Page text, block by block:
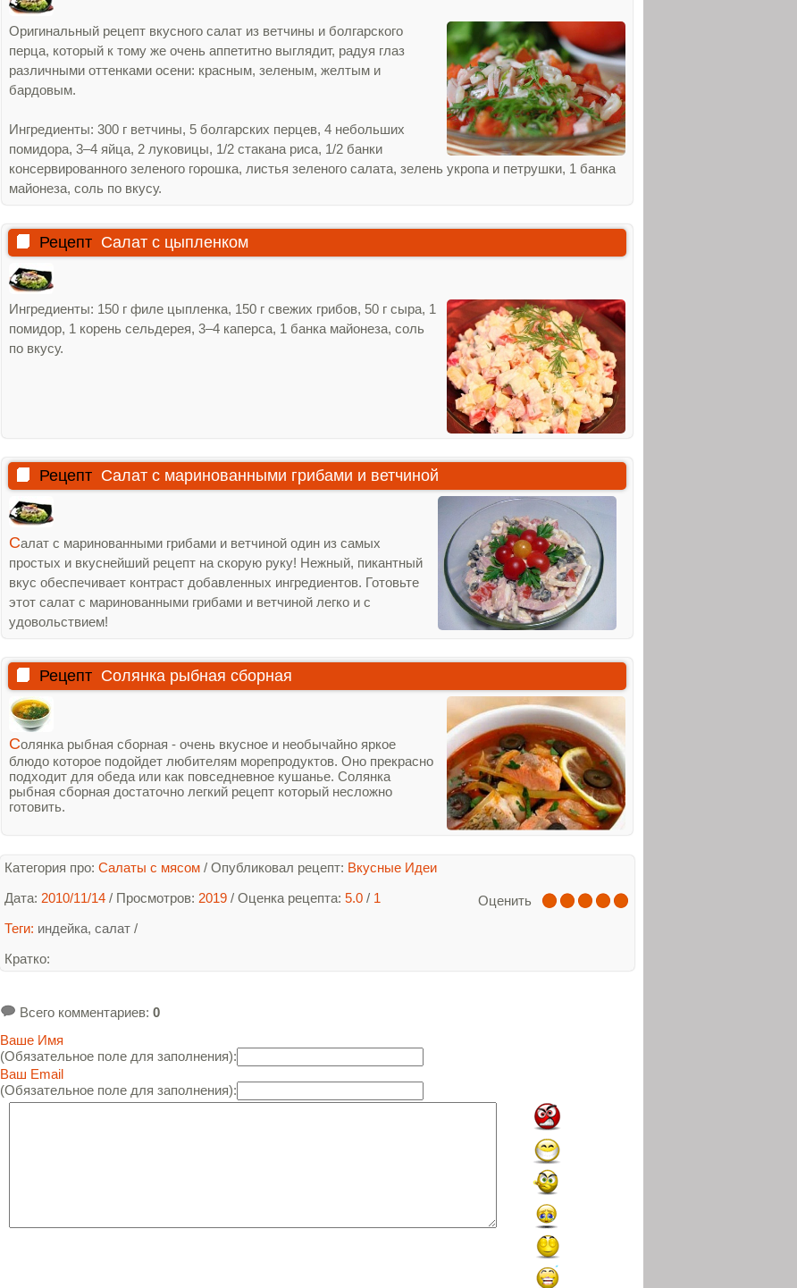
Оригинальный рецепт вкусного салат из ветчины и болгарского
перца, который к тому же очень аппетитно выглядит, радуя глаз
различными оттенками осени: красным, зеленым, желтым и
бардовым.
Ингредиенты: 300 г ветчины, 5 болгарских перцев, 4 небольших
помидора, 3–4 яйца, 2 луковицы, 1/2 стакана риса, 1/2 банки
консервированного зеленого горошка, листья зеленого салата, зелень укропа и петрушки, 1 банка
майонеза, соль по вкусу.
Рецепт Салат с цыпленком
Ингредиенты: 150 г филе цыпленка, 150 г свежих грибов, 50 г сыра, 1
помидор, 1 корень сельдерея, 3–4 каперса, 1 банка майонеза, соль
по вкусу.
Рецепт Салат с маринованными грибами и ветчиной
Салат с маринованными грибами и ветчиной один из самых
простых и вкуснейший рецепт на скорую руку! Нежный, пикантный
вкус обеспечивает контраст добавленных ингредиентов. Готовьте
этот салат с маринованными грибами и ветчиной легко и с
удовольствием!
Рецепт Солянка рыбная сборная
Солянка рыбная сборная - очень вкусное и необычайно яркое
блюдо которое подойдет любителям морепродуктов. Оно прекрасно
подходит для обеда или как повседневное кушанье. Солянка
рыбная сборная достаточно легкий рецепт который несложно
готовить.
Категория про: Салаты с мясом / Опубликовал рецепт: Вкусные Идеи
Дата: 2010/11/14 / Просмотров: 2019 / Оценка рецепта: 5.0 / 1
Оценить
Теги: индейка, салат /
Кратко:
Всего комментариев: 0
Ваше Имя
(Обязательное поле для заполнения):
Ваш Email
(Обязательное поле для заполнения):